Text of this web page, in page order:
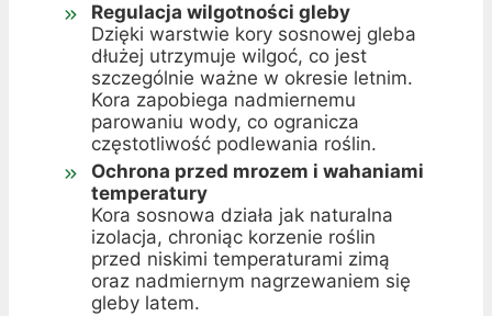
Regulacja wilgotności gleby
Dzięki warstwie kory sosnowej gleba
dłużej utrzymuje wilgoć, co jest
szczególnie ważne w okresie letnim.
Kora zapobiega nadmiernemu
parowaniu wody, co ogranicza
częstotliwość podlewania roślin.
Ochrona przed mrozem i wahaniami
temperatury
Kora sosnowa działa jak naturalna
izolacja, chroniąc korzenie roślin
przed niskimi temperaturami zimą
oraz nadmiernym nagrzewaniem się
gleby latem.